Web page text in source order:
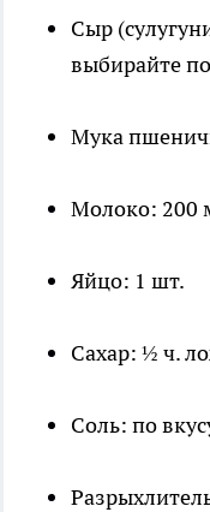
Сыр
выбирайте
Мука
Молоко: 200
Яйцо: 1 шт.
Сахар: ½ ч.
Соль: по